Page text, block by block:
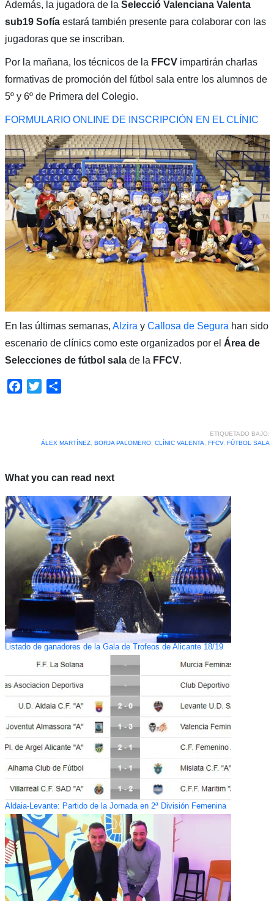
Además, la jugadora de la Selecció Valenciana Valenta
sub19 Sofíaestará también presente para colaborar con las
jugadoras que se inscriban.
Por la mañana, los técnicos de la FFCVimpartirán charlas
formativas de promoción del fútbol sala entre los alumnos de
5º y 6º de Primera del Colegio.
FORMULARIO ONLINE DE INSCRIPCIÓN EN EL CLÍNIC
En las últimas semanas, Alzira y Callosa de Segura han sido
escenario de clínics como este organizados por el Área de
Selecciones de fútbol salade la FFCV.
Facebook
Twitter
ETIQUETADO BAJO:
ÁLEX MARTÍNEZ, BORJA PALOMERO, CLÍNIC VALENTA FFCV, FÚTBOL SALA
What you can read next
Listado de ganadores de la Gala de Trofeos de Alicante 18/19
Aldaia-Levante: Partido de la Jornada en 2ª División Femenina